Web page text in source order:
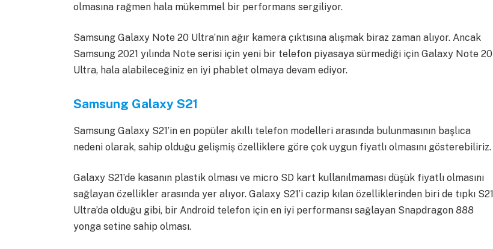
olmasına rağmen hala mükemmel bir performans sergiliyor.
Samsung Galaxy Note 20 Ultra’nın ağır kamera çıktısına alışmak biraz zaman alıyor. Ancak
Samsung 2021 yılında Note serisi için yeni bir telefon piyasaya sürmediği için Galaxy Note 20
Ultra, hala alabileceğiniz en iyi phablet olmaya devam ediyor.
Samsung Galaxy S21
Samsung Galaxy S21’in en popüler akıllı telefon modelleri arasında bulunmasının başlıca
nedeni olarak, sahip olduğu gelişmiş özelliklere göre çok uygun fiyatlı olmasını gösterebiliriz.
Galaxy S21’de kasanın plastik olması ve micro SD kart kullanılmaması düşük fiyatlı olmasını
sağlayan özellikler arasında yer alıyor. Galaxy S21’i cazip kılan özelliklerinden biri de tıpkı S21
Ultra’da olduğu gibi, bir Android telefon için en iyi performansı sağlayan Snapdragon 888
yonga setine sahip olması.